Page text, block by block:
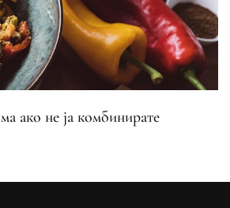
ако не ја комбинирате